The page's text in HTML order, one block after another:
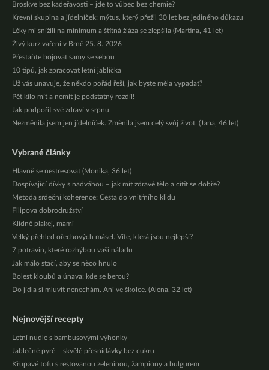
Broskve bez kadeřavosti – jde to vůbec bez chemie?
Krevní skupina a jídelníček: mýtus, který přežil 30 let bez jediného důkazu
Léky mi snížili na minimum a štítná žláza se zlepšila (Martina, 41 let)
Živý kurz vaření v Brně 25. 8. 2026
Přestaňte bojovat samy se sebou
10 tipů, jak zpracovat letní jablíčka
Už vás unavuje, že někdo pořád řeší, jak byste měla vypadat?
Pět kilo mít a nemít je podstatný rozdíl!
Jak podpořit své zdraví v srpnu
Nezměnila jsem jen jídelníček. Změnila jsem celý svůj život. (Jana, 46 let)
Vybrané články
Hlavně se nestresovat (Monika, 36 let)
Dospívající dívky s nadváhou – jak mít zdravé tělo a cítit se dobře?
Metoda srdeční koherence: Cesta do vnitřního klidu
Filipova dobrodružství
Klidně plakej, mami
Velký přehled ořechových másel. Víte, která jsou nejlepší?
7 potravin, které rozhýbou vaši náladu
Jak málo stačí, aby se něco hnulo
Bolest kloubů a únava: kde se berou?
Do jídla si mluvit nenechám. Ani ve školce. (Alena, 32 let)
Nejnovější recepty
Letní nudle s bambusovými výhonky
Jablečné pyré – skvělé přesnídávky bez cukru
Křupavé tofu s restovanou zeleninou, žampiony a bulgurem